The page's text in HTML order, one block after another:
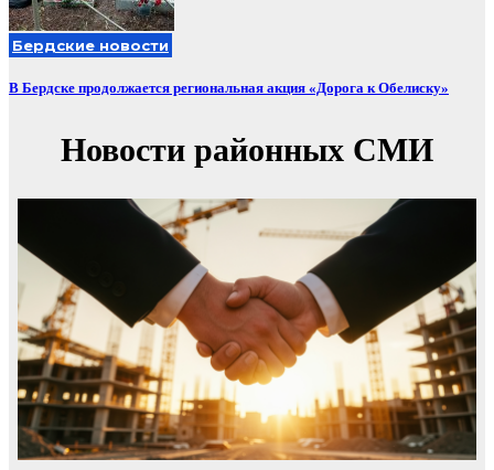
Бердские новости
В Бердске продолжается региональная акция «Дорога к Обелиску»